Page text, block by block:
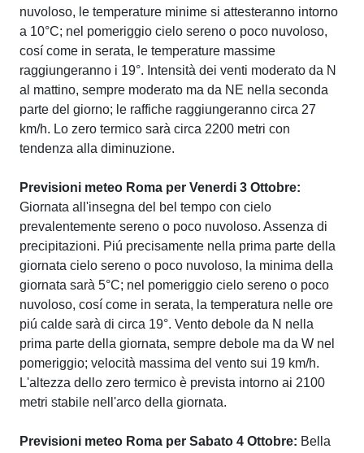
nuvoloso, le temperature minime si attesteranno intorno
a 10°C; nel pomeriggio cielo sereno o poco nuvoloso,
cosí come in serata, le temperature massime
raggiungeranno i 19°. Intensità dei venti moderato da N
al mattino, sempre moderato ma da NE nella seconda
parte del giorno; le raffiche raggiungeranno circa 27
km/h. Lo zero termico sarà circa 2200 metri con
tendenza alla diminuzione.
Previsioni meteo Roma per Venerdi 3 Ottobre:
Giornata all'insegna del bel tempo con cielo
prevalentemente sereno o poco nuvoloso. Assenza di
precipitazioni. Piú precisamente nella prima parte della
giornata cielo sereno o poco nuvoloso, la minima della
giornata sarà 5°C; nel pomeriggio cielo sereno o poco
nuvoloso, cosí come in serata, la temperatura nelle ore
piú calde sarà di circa 19°. Vento debole da N nella
prima parte della giornata, sempre debole ma da W nel
pomeriggio; velocità massima del vento sui 19 km/h.
L'altezza dello zero termico è prevista intorno ai 2100
metri stabile nell'arco della giornata.
Previsioni meteo Roma per Sabato 4 Ottobre: Bella